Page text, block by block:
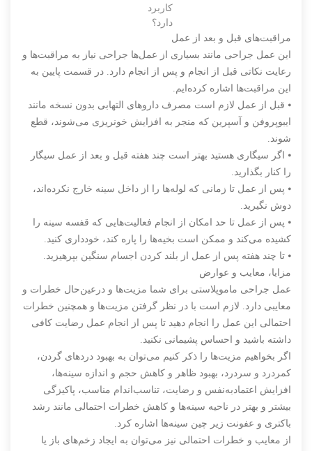
کاربرد
دارد؟
مراقبت‌های قبل و بعد از عمل
این عمل جراحی مانند بسیاری از عمل‌ها جراحی نیاز به مراقبت‌ها و
رعایت نکاتی قبل از انجام و پس از انجام دارد. در قسمت پایین به
این مراقبت‌ها اشاره کرده‌ایم.
⦁ قبل از عمل لازم است مصرف داروهای التهابی بدون نسخه مانند
ایبوپروفن و آسپرین که منجر به افزایش خونریزی می‌شوند، قطع
شوند.
⦁ اگر سیگاری هستید بهتر است چند هفته قبل و بعد از عمل سیگار
را کنار بگذارید.
⦁ پس از عمل تا زمانی که لوله‌ها را از داخل سینه خارج نکرده‌اند،
دوش نگیرید.
⦁ پس از عمل تا حد امکان از انجام فعالیت‌هایی که قفسه سینه را
کشیده می‌کند و ممکن است بخیه‌ها را پاره کند، خودداری کنید.
⦁ تا چند هفته پس از عمل از بلند کردن اجسام سنگین بپرهیزید.
مزایا، معایب و عوارض
عمل جراحی ماموپلاستی برای شما مزیت‌ها و درعین‌حال خطرات و
معایبی دارد. لازم است با در نظر گرفتن مزیت‌ها و همچنین خطرات
احتمالی این عمل را انجام دهید تا پس از انجام عمل رضایت کافی
داشته باشید و احساس پشیمانی نکنید.
اگر بخواهیم مزیت‌ها را ذکر کنیم می‌توان به بهبود دردهای گردن،
کمردرد و سردرد، بهبود ظاهر و کاهش حجم و اندازه سینه‌ها،
افزایش اعتمادبه‌نفس و رضایت، تناسب‌اندام مناسب، پاکیزگی
بیشتر و بهتر در ناحیه سینه‌ها و کاهش خطرات احتمالی مانند رشد
باکتری و عفونت زیر چین سینه‌ها اشاره کرد.
از معایب و خطرات احتمالی نیز می‌توان به ایجاد زخم‌های باز یا